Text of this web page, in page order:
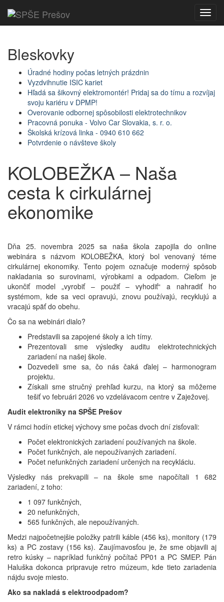
Bleskovky
Úradné hodiny počas letných prázdnin
Vyzdvihnutie ISIC kariet
Hľadá sa šikovný elektromontér! Pridaj sa do tímu a rozvíjaj
svoju kariéru v DPMP!
Overovanie odbornej spôsobilosti elektrotechnikov
Pracovná ponuka - Volvo Car Slovakia, s. r. o.
Školská krízová linka - 0940 610 662
Potvrdenie o návšteve školy
KOLOBEŽKA – Naša
cesta k cirkulárnej
ekonomike
Dňa 25. novembra 2025 sa naša škola zapojila do online
webinára s názvom KOLOBEŽKA, ktorý bol venovaný téme
cirkulárnej ekonomiky. Tento pojem označuje moderný spôsob
nakladania so surovinami, výrobkami a odpadom. Cieľom je
ukončiť model „vyrobiť – použiť – vyhodiť“ a nahradiť ho
systémom, kde sa veci opravujú, znovu používajú, recyklujú a
vracajú späť do obehu.
Čo sa na webinári dialo?
Predstavili sa zapojené školy a ich tímy.
Prezentovali sme výsledky auditu elektrotechnických
zariadení na našej škole.
Dozvedeli sme sa, čo nás čaká ďalej – harmonogram
projektu.
Získali sme stručný prehľad kurzu, na ktorý sa môžeme
tešiť vo februári 2026 vo vzdelávacom centre v Zaježovej.
Audit elektroniky na SPŠE Prešov
V rámci hodín etickej výchovy sme počas dvoch dní zisťovali:
Počet elektronických zariadení používaných na škole.
Počet funkčných, ale nepoužívaných zariadení.
Počet nefunkčných zariadení určených na recykláciu.
Výsledky nás prekvapili – na škole sme napočítali 1 682
zariadení, z toho:
1 097 funkčných,
20 nefunkčných,
565 funkčných, ale nepoužívaných.
Medzi najpočetnejšie položky patrili káble (456 ks), monitory (179
ks) a PC zostavy (156 ks). Zaujímavosťou je, že sme objavili aj
retro kúsky – napríklad funkčný počítač PP01 a PC SMEP. Pán
Haluška dokonca pripravuje retro múzeum, kde tieto zariadenia
nájdu svoje miesto.
Ako sa nakladá s elektroodpadom?